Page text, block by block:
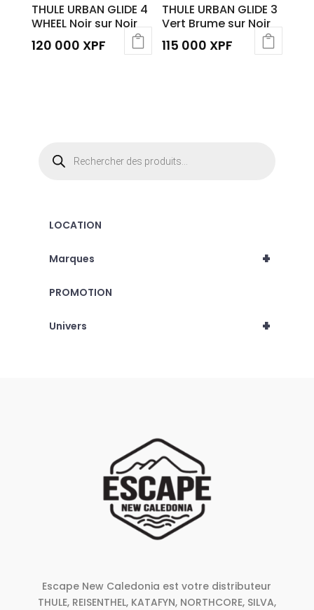
THULE URBAN GLIDE 4
WHEEL Noir sur Noir
120 000 XPF
THULE URBAN GLIDE 3
Vert Brume sur Noir
115 000 XPF
produits
LOCATION
+
Marques
PROMOTION
+
Univers
Escape New Caledonia est votre distributeur
THULE, REISENTHEL, KATAFYN, NORTHCORE, SILVA,